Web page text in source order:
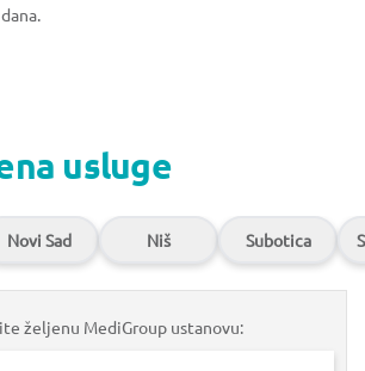
usluge
Novi Sad Niš Subotica
željenu MediGroup ustanovu: